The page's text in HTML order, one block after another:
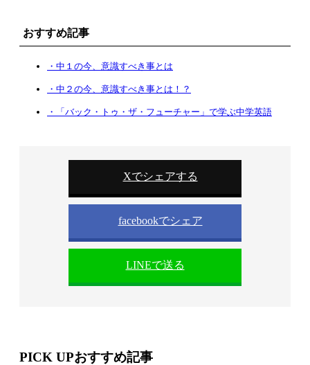
おすすめ記事
・中１の今、意識すべき事とは
・中２の今、意識すべき事とは！？
・「バック・トゥ・ザ・フューチャー」で学ぶ中学英語
Xでシェアする
facebookでシェア
LINEで送る
PICK UPおすすめ記事